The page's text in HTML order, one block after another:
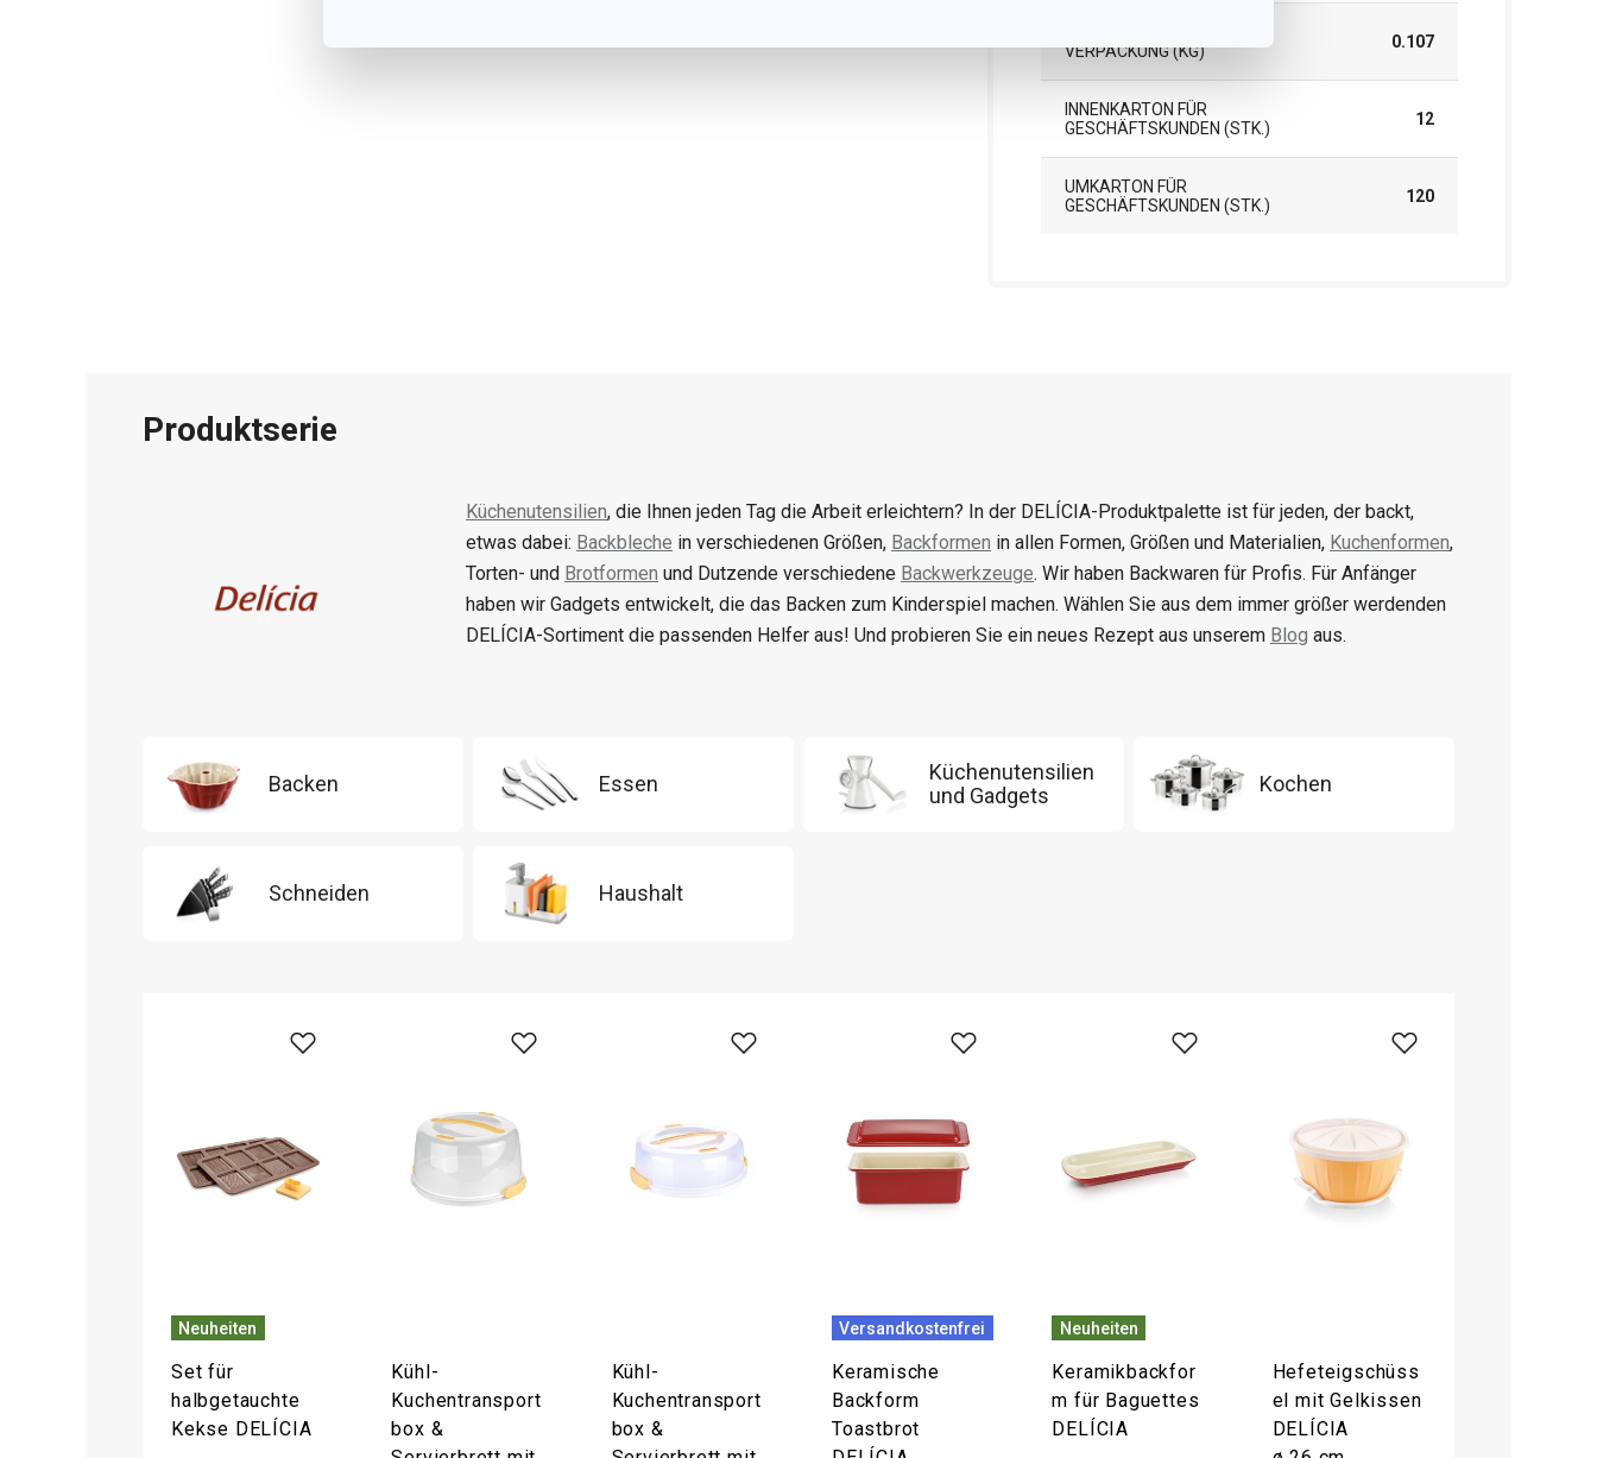
ERPACKUNG (KG)
0.107
INNENKARTON FÜR
GESCHÄFTSKUNDEN (STK.)
12
UMKARTON FÜR
GESCHÄFTSKUNDEN (STK.)
120
Produktserie
Küchenutensilien, die Ihnen jeden Tag die Arbeit erleichtern? In der DELÍCIA-Produktpalette ist für jeden, der backt,
etwas dabei: Backbleche in verschiedenen Größen, Backformen in allen Formen, Größen und Materialien, Kuchenformen,
Torten- und Brotformen und Dutzende verschiedene Backwerkzeuge. Wir haben Backwaren für Profis. Für Anfänger
haben wir Gadgets entwickelt, die das Backen zum Kinderspiel machen. Wählen Sie aus dem immer größer werdenden
DELÍCIA-Sortiment die passenden Helfer aus! Und probieren Sie ein neues Rezept aus unserem Blog aus.
Backen Essen
Küchenutensilien
und Gadgets
Kochen
Schneiden Haushalt
Neuheiten
Set für
halbgetauchte
Kekse DELÍCIA
Kühl-
Kuchentransport
box &
Kühl-
Kuchentransport
box &
Versandkostenfrei
Keramische
Backform
Toastbrot
Neuheiten
Keramikbackfor
m für Baguettes
DELÍCIA
Hefeteigschüss
el mit Gelkissen
DELÍCIA